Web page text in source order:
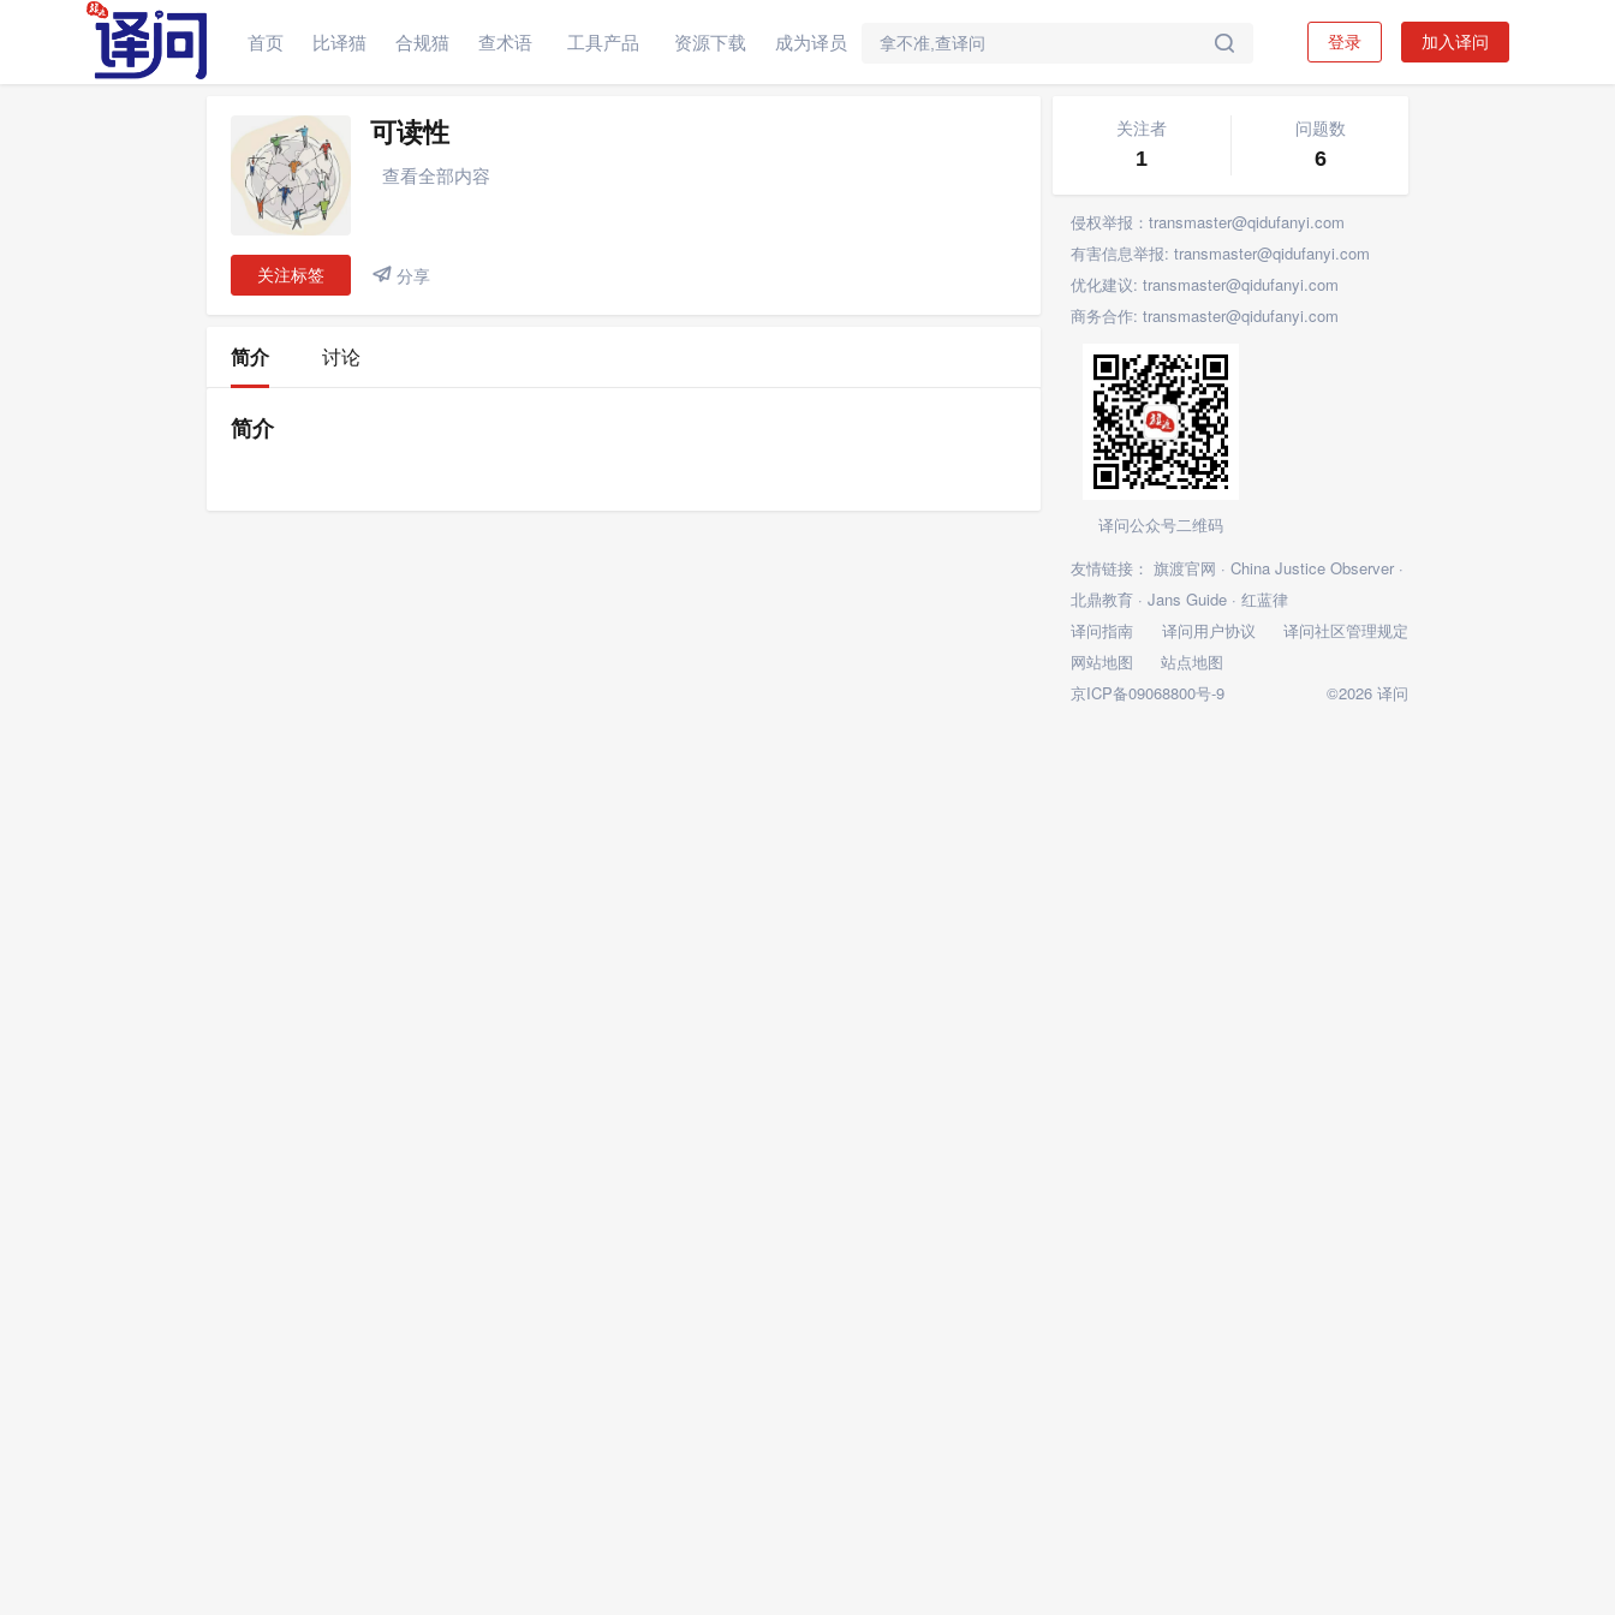
首页 比译猫 合规猫 查术语 工具产品 资源下载 成为译员  登录 加入译问
讨论 可读性
查看全部内容
关注标签  分享
简介 讨论
简介
关注者
1
问题数
6
侵权举报：transmaster@qidufanyi.com
有害信息举报: transmaster@qidufanyi.com
优化建议: transmaster@qidufanyi.com
商务合作: transmaster@qidufanyi.com
译问公众号二维码
友情链接： 旗渡官网 · China Justice Observer ·
北鼎教育 · Jans Guide · 红蓝律
译问指南
译问用户协议
译问社区管理规定
网站地图
站点地图
京ICP备09068800号-9
©2026 译问